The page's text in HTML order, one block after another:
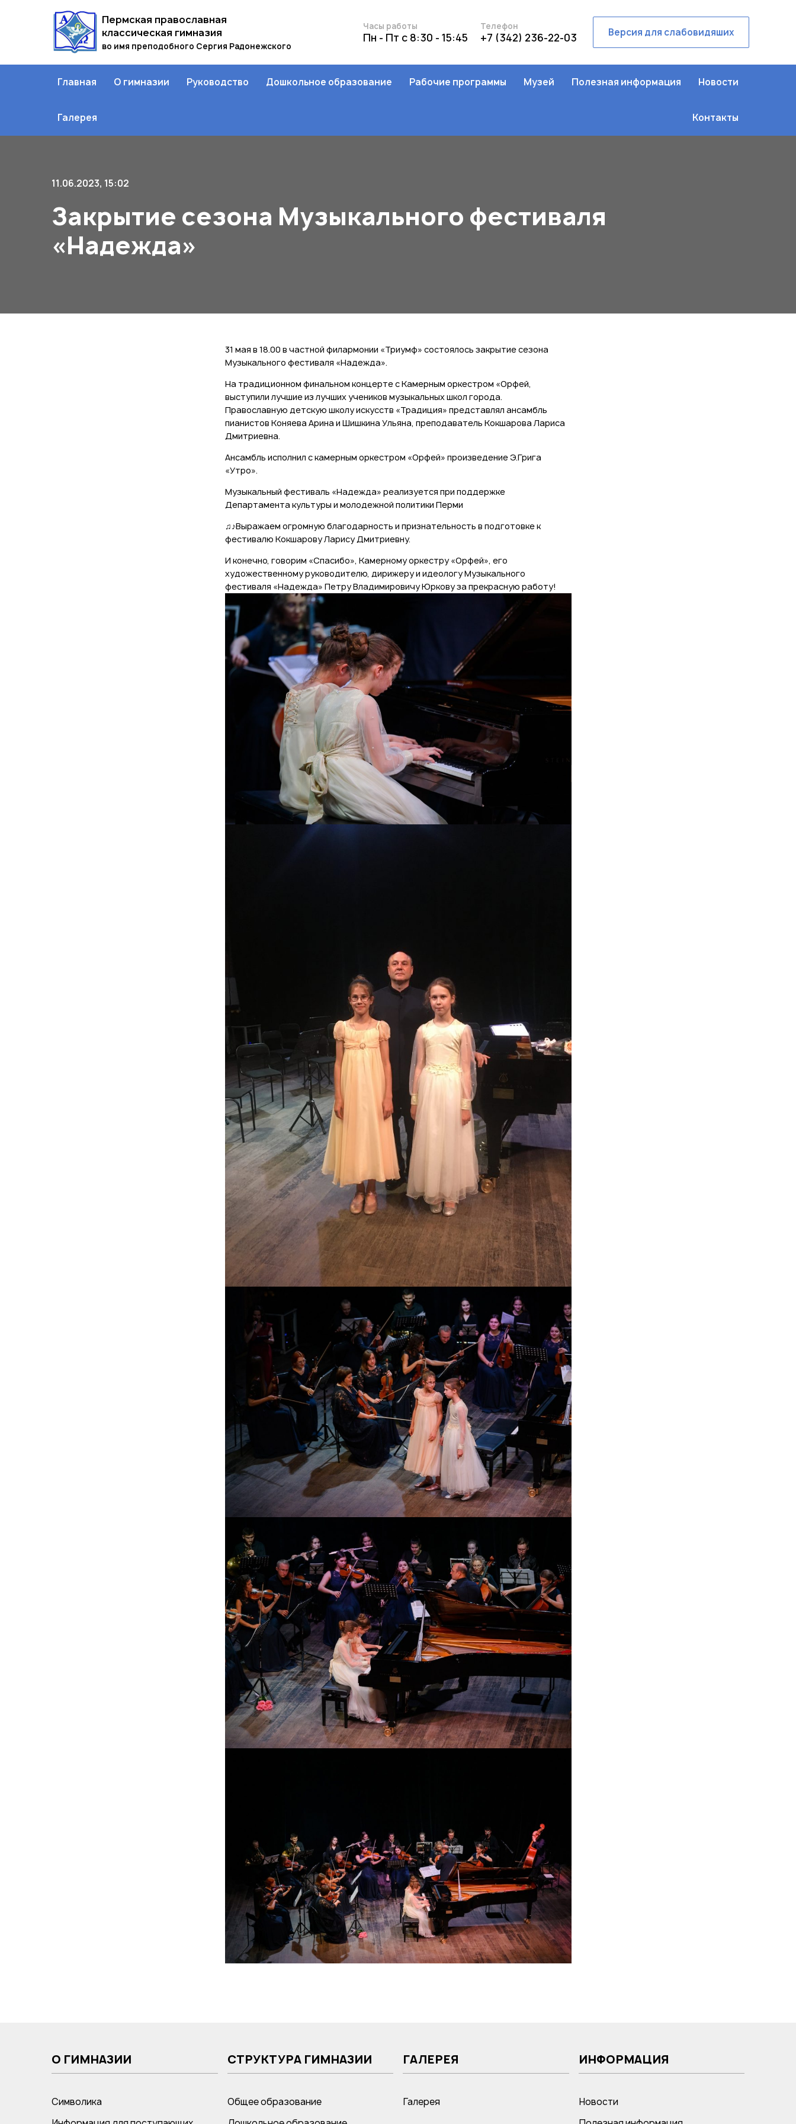
Пермская православная
классическая гимназия
во имя преподобного Сергия Радонежского
Часы работы
Пн - Пт с 8:30 - 15:45
Телефон
+7 (342) 236-22-03 Версия для слабовидяших
Главная О гимназии Руководство Дошкольное образование Рабочие программы Музей Полезная информация Новости
Галерея Контакты
11.06.2023, 15:02
Закрытие сезона Музыкального фестиваля
«Надежда»
31 мая в 18.00 в частной филармонии «Триумф» состоялось закрытие сезона
Музыкального фестиваля «Надежда».
На традиционном финальном концерте с Камерным оркестром «Орфей,
выступили лучшие из лучших учеников музыкальных школ города.
Православную детскую школу искусств «Традиция» представлял ансамбль
пианистов Коняева Арина и Шишкина Ульяна, преподаватель Кокшарова Лариса
Дмитриевна.
Ансамбль исполнил с камерным оркестром «Орфей» произведение Э.Грига
«Утро».
Музыкальный фестиваль «Надежда» реализуется при поддержке
Департамента культуры и молодежной политики Перми
♫♪Выражаем огромную благодарность и признательность в подготовке к
фестивалю Кокшарову Ларису Дмитриевну.
И конечно, говорим «Спасибо», Камерному оркестру «Орфей», его
художественному руководителю, дирижеру и идеологу Музыкального
фестиваля «Надежда» Петру Владимировичу Юркову за прекрасную работу!
О ГИМНАЗИИ
Символика
СТРУКТУРА ГИМНАЗИИ
Общее образование
ГАЛЕРЕЯ
Галерея
ИНФОРМАЦИЯ
Новости